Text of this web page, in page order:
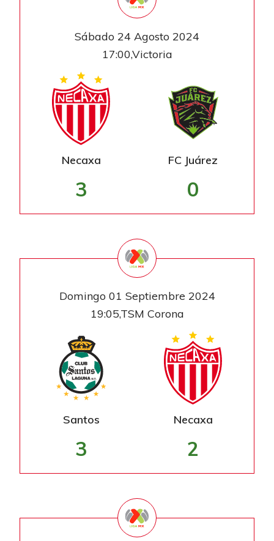
Sábado 24 Agosto 2024
17:00,Victoria
Necaxa
3
FC Juárez
0
Domingo 01 Septiembre 2024
19:05,TSM Corona
Santos
3
Necaxa
2